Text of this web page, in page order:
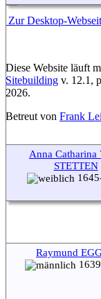
Anna Catharina
STETTEN
Raymund
Zur Desktop-
Diese Website läuft
Sitebuilding v. 12.1,
2026.
Betreut von Frank